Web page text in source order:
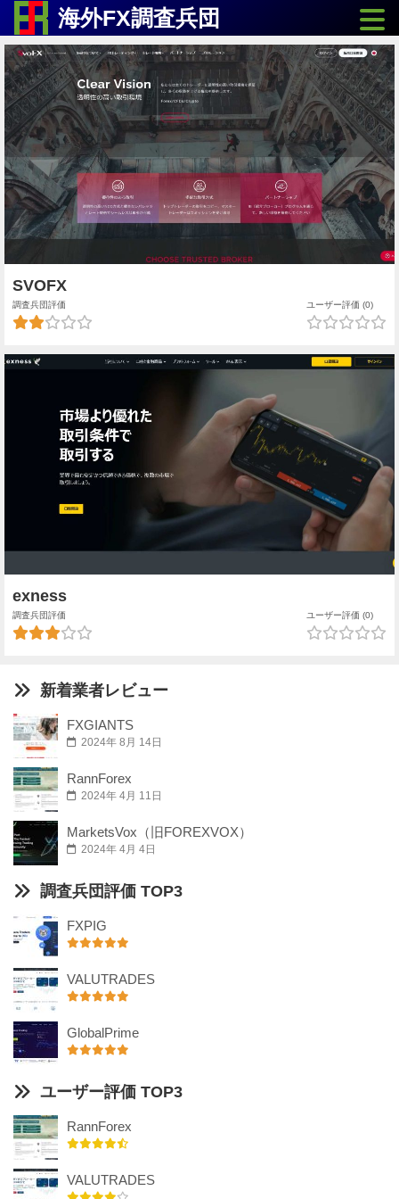
海外FX調査兵団
SVOFX
調査兵団評価 ユーザー評価 (0)
exness
調査兵団評価 ユーザー評価 (0)
新着業者レビュー
FXGIANTS
2024年 8月 14日
RannForex
2024年 4月 11日
MarketsVox（旧FOREXVOX）
2024年 4月 4日
調査兵団評価 TOP3
FXPIG
VALUTRADES
GlobalPrime
ユーザー評価 TOP3
RannForex
VALUTRADES